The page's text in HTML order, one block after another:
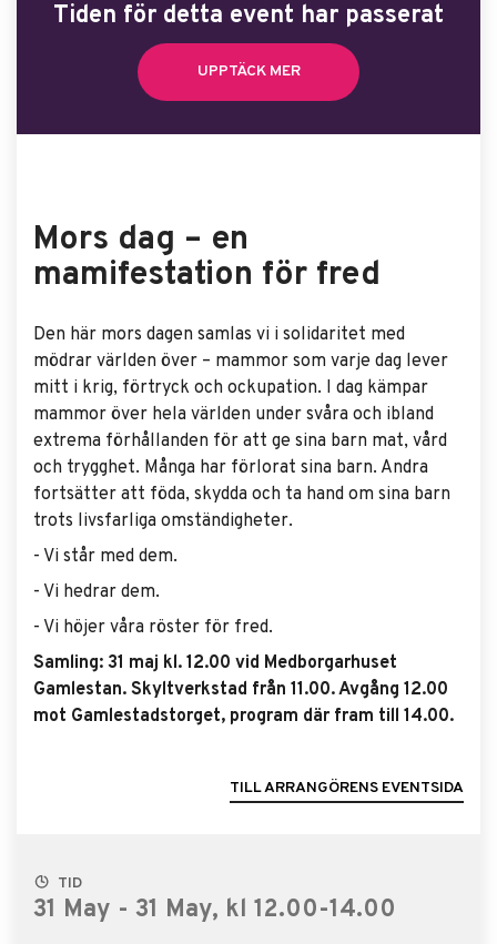
Tiden för detta event har passerat
UPPTÄCK MER
TID
31 May - 31 May, kl 12.00-14.00
Mors dag – en
mamifestation för fred
Den här mors dagen samlas vi i solidaritet med
mödrar världen över – mammor som varje dag lever
mitt i krig, förtryck och ockupation. I dag kämpar
mammor över hela världen under svåra och ibland
extrema förhållanden för att ge sina barn mat, vård
och trygghet. Många har förlorat sina barn. Andra
fortsätter att föda, skydda och ta hand om sina barn
trots livsfarliga omständigheter.
- Vi står med dem.
- Vi hedrar dem.
- Vi höjer våra röster för fred.
Samling: 31 maj kl. 12.00 vid Medborgarhuset
Gamlestan. Skyltverkstad från 11.00. Avgång 12.00
mot Gamlestadstorget, program där fram till 14.00.
TILL ARRANGÖRENS EVENTSIDA